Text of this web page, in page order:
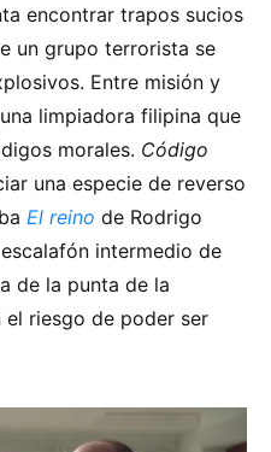
encontrar trapos sucios
un grupo terrorista se
Entre misión y
limpiadora filipina que
morales. Código
una especie de reverso
El reino de Rodrigo
intermedio de
de la punta de la
riesgo de poder ser